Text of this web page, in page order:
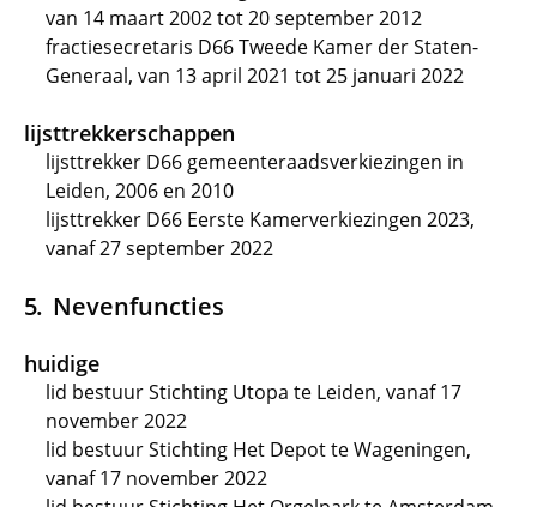
van 14 maart 2002 tot 20 september 2012
fractiesecretaris D66 Tweede Kamer der Staten-
Generaal, van 13 april 2021 tot 25 januari 2022
lijsttrekkerschappen
lijsttrekker D66 gemeenteraadsverkiezingen in
Leiden, 2006 en 2010
lijsttrekker D66 Eerste Kamerverkiezingen 2023,
vanaf 27 september 2022
Nevenfuncties
huidige
lid bestuur Stichting Utopa te Leiden, vanaf 17
november 2022
lid bestuur Stichting Het Depot te Wageningen,
vanaf 17 november 2022